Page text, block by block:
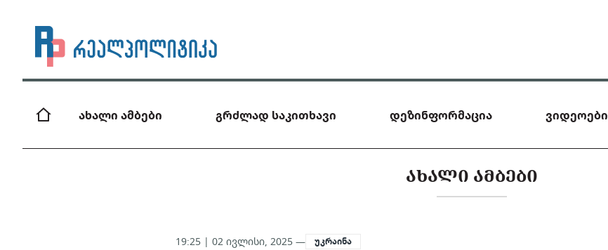
ახალი ამბები გრძლად საკითხავი დეზინფორმაცია ვიდეოები
ᲐᲮᲐᲚᲘ ᲐᲛᲑᲔᲑᲘ
19:25 | 02 ივლისი, 2025 — უკრაინა